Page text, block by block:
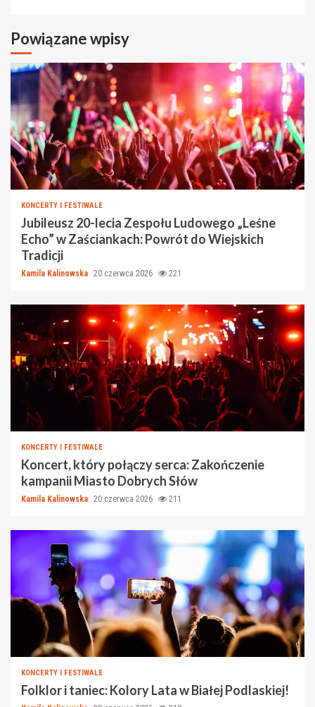
Powiązane wpisy
KONCERTY I FESTIWALE
Jubileusz 20-lecia Zespołu Ludowego „Leśne
Echo” w Zaściankach: Powrót do Wiejskich
Tradicji
Kamila Kalinowska 20 czerwca 2026 221
KONCERTY I FESTIWALE
Koncert, który połączy serca: Zakończenie
kampanii Miasto Dobrych Słów
Kamila Kalinowska 20 czerwca 2026 211
KONCERTY I FESTIWALE
Folklor i taniec: Kolory Lata w Białej Podlaskiej!